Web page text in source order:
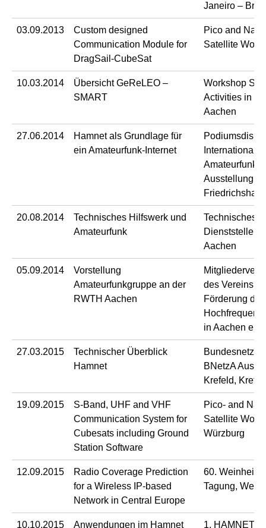
Janeiro –
03.09.2013
Custom designed
Communication Module for
DragSail-CubeSat
Pico and Nano
Satellite
10.03.2014
Übersicht GeReLEO –
SMART
Workshop
Activities in
Aachen
27.06.2014
Hamnet als Grundlage für
ein Amateurfunk-Internet
Internationale
Amateurfunk-
Ausstellung,
20.08.2014
Technisches Hilfswerk und
Amateurfunk
Technisches
Dienststelle
Aachen
05.09.2014
Vorstellung
Amateurfunkgruppe an der
RWTH Aachen
des Vereins
Förderung der
in Aachen
27.03.2015
Technischer Überblick
Hamnet
BNetzA
Krefeld,
19.09.2015
S-Band, UHF and VHF
Communication System for
Cubesats including Ground
Station Software
Pico- and
Satellite
Würzburg
12.09.2015
Radio Coverage Prediction
for a Wireless IP-based
Network in Central Europe
60.
Tagung,
10.10.2015 Anwendungen im Hamnet 1. HAMNET-